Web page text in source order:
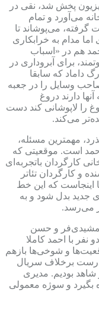
تلویزیون پخش شد، نقی در
می‌آورد و تمام
گرفته، می‌پوشاند تا
مدام به خرابکاری
هم در «اسباب
برای آبروداری در
داماد که سابقا
وسایل را در جعبه
دارند دروغ
را لاپوشانی کند دست
می‌کند.
مهمترین مسئله،
است. موقعیتی که
کارگردان باتجربه‌ای
و کارگردان تئاتر
اینجاست که این خط
جدید بدل شود و به
می‌رسد.
و حسن
با احمد کاملا
و شوخی‌ها بازهم
برخلاف سریال
بودیم. مدیری
بگیرد و سوژه معمولی